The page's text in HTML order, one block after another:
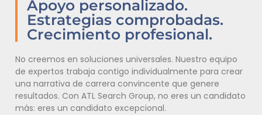
Apoyo personalizado.
Estrategias comprobadas.
Crecimiento profesional.
No creemos en soluciones universales. Nuestro equipo
de expertos trabaja contigo individualmente para crear
una narrativa de carrera convincente que genere
resultados. Con ATL Search Group, no eres un candidato
más: eres un candidato excepcional.